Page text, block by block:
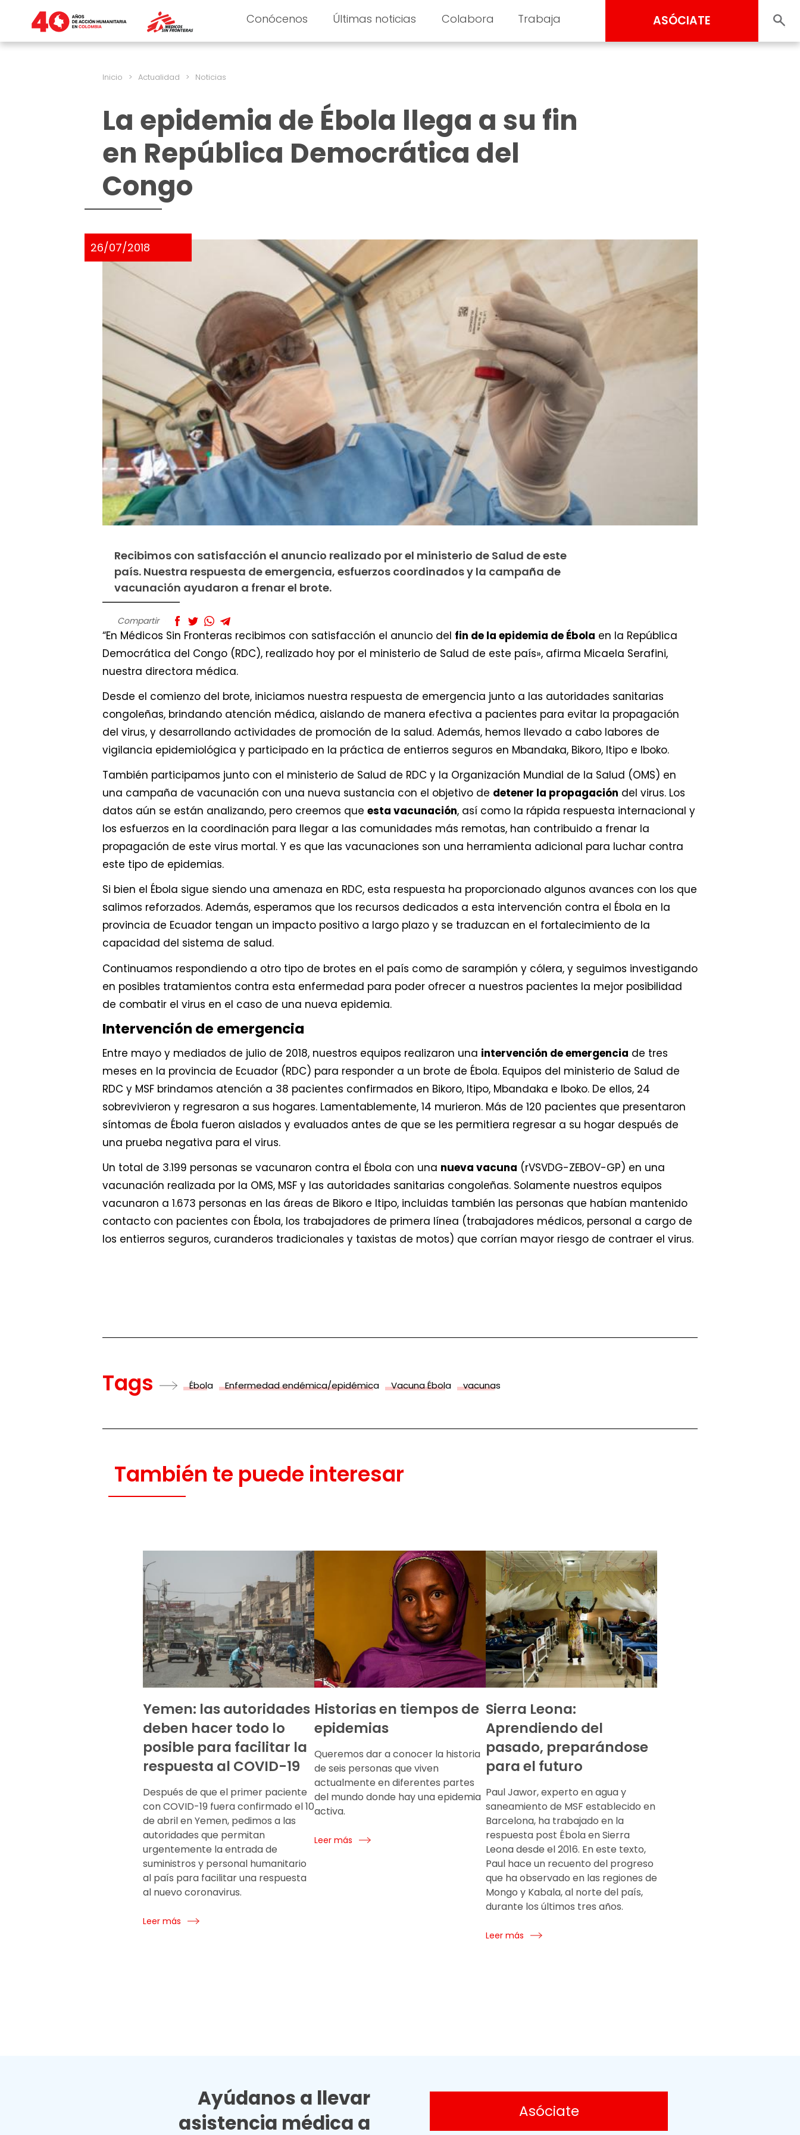
Conócenos Últimas noticias Colabora Trabaja ASÓCIATE
Inicio > Actualidad > Noticias
La epidemia de Ébola llega a su fin
en República Democrática del
Congo
26/07/2018
Recibimos con satisfacción el anuncio realizado por el ministerio de Salud de este
país. Nuestra respuesta de emergencia, esfuerzos coordinados y la campaña de
vacunación ayudaron a frenar el brote.
Compartir
“En Médicos Sin Fronteras recibimos con satisfacción el anuncio del fin de la epidemia de Ébola en la República
Democrática del Congo (RDC), realizado hoy por el ministerio de Salud de este país», afirma Micaela Serafini,
nuestra directora médica.
Desde el comienzo del brote, iniciamos nuestra respuesta de emergencia junto a las autoridades sanitarias
congoleñas, brindando atención médica, aislando de manera efectiva a pacientes para evitar la propagación
del virus, y desarrollando actividades de promoción de la salud. Además, hemos llevado a cabo labores de
vigilancia epidemiológica y participado en la práctica de entierros seguros en Mbandaka, Bikoro, Itipo e Iboko.
También participamos junto con el ministerio de Salud de RDC y la Organización Mundial de la Salud (OMS) en
una campaña de vacunación con una nueva sustancia con el objetivo de detener la propagación del virus. Los
datos aún se están analizando, pero creemos que esta vacunación, así como la rápida respuesta internacional y
los esfuerzos en la coordinación para llegar a las comunidades más remotas, han contribuido a frenar la
propagación de este virus mortal. Y es que las vacunaciones son una herramienta adicional para luchar contra
este tipo de epidemias.
Si bien el Ébola sigue siendo una amenaza en RDC, esta respuesta ha proporcionado algunos avances con los que
salimos reforzados. Además, esperamos que los recursos dedicados a esta intervención contra el Ébola en la
provincia de Ecuador tengan un impacto positivo a largo plazo y se traduzcan en el fortalecimiento de la
capacidad del sistema de salud.
Continuamos respondiendo a otro tipo de brotes en el país como de sarampión y cólera, y seguimos investigando
en posibles tratamientos contra esta enfermedad para poder ofrecer a nuestros pacientes la mejor posibilidad
de combatir el virus en el caso de una nueva epidemia.
Intervención de emergencia
Entre mayo y mediados de julio de 2018, nuestros equipos realizaron una intervención de emergencia de tres
meses en la provincia de Ecuador (RDC) para responder a un brote de Ébola. Equipos del ministerio de Salud de
RDC y MSF brindamos atención a 38 pacientes confirmados en Bikoro, Itipo, Mbandaka e Iboko. De ellos, 24
sobrevivieron y regresaron a sus hogares. Lamentablemente, 14 murieron. Más de 120 pacientes que presentaron
síntomas de Ébola fueron aislados y evaluados antes de que se les permitiera regresar a su hogar después de
una prueba negativa para el virus.
Un total de 3.199 personas se vacunaron contra el Ébola con una nueva vacuna (rVSVDG-ZEBOV-GP) en una
vacunación realizada por la OMS, MSF y las autoridades sanitarias congoleñas. Solamente nuestros equipos
vacunaron a 1.673 personas en las áreas de Bikoro e Itipo, incluidas también las personas que habían mantenido
contacto con pacientes con Ébola, los trabajadores de primera línea (trabajadores médicos, personal a cargo de
los entierros seguros, curanderos tradicionales y taxistas de motos) que corrían mayor riesgo de contraer el virus.
Tags Ébola Enfermedad endémica/epidémica Vacuna Ébola vacunas
También te puede interesar
Yemen: las autoridades
deben hacer todo lo
posible para facilitar la
respuesta al COVID-19
Después de que el primer paciente
con COVID-19 fuera confirmado el 10
de abril en Yemen, pedimos a las
autoridades que permitan
urgentemente la entrada de
suministros y personal humanitario
al país para facilitar una respuesta
al nuevo coronavirus.
Leer más
Historias en tiempos de
epidemias
Queremos dar a conocer la historia
de seis personas que viven
actualmente en diferentes partes
del mundo donde hay una epidemia
activa.
Leer más
Sierra Leona:
Aprendiendo del
pasado, preparándose
para el futuro
Paul Jawor, experto en agua y
saneamiento de MSF establecido en
Barcelona, ha trabajado en la
respuesta post Ébola en Sierra
Leona desde el 2016. En este texto,
Paul hace un recuento del progreso
que ha observado en las regiones de
Mongo y Kabala, al norte del país,
durante los últimos tres años.
Leer más
Ayúdanos a llevar
asistencia médica a
Asóciate